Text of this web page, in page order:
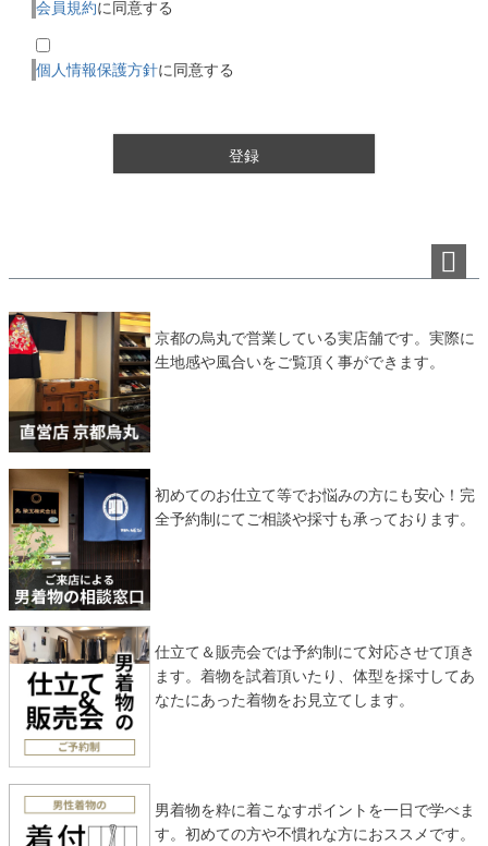
会員規約に同意する
個人情報保護方針に同意する
登録
ップ
京都の烏丸で営業している実店舗です。実際に
生地感や風合いをご覧頂く事ができます。
初めてのお仕立て等でお悩みの方にも安心！完
全予約制にてご相談や採寸も承っております。
仕立て＆販売会では予約制にて対応させて頂き
ます。着物を試着頂いたり、体型を採寸してあ
なたにあった着物をお見立てします。
男着物を粋に着こなすポイントを一日で学べま
す。初めての方や不慣れな方におススメです。